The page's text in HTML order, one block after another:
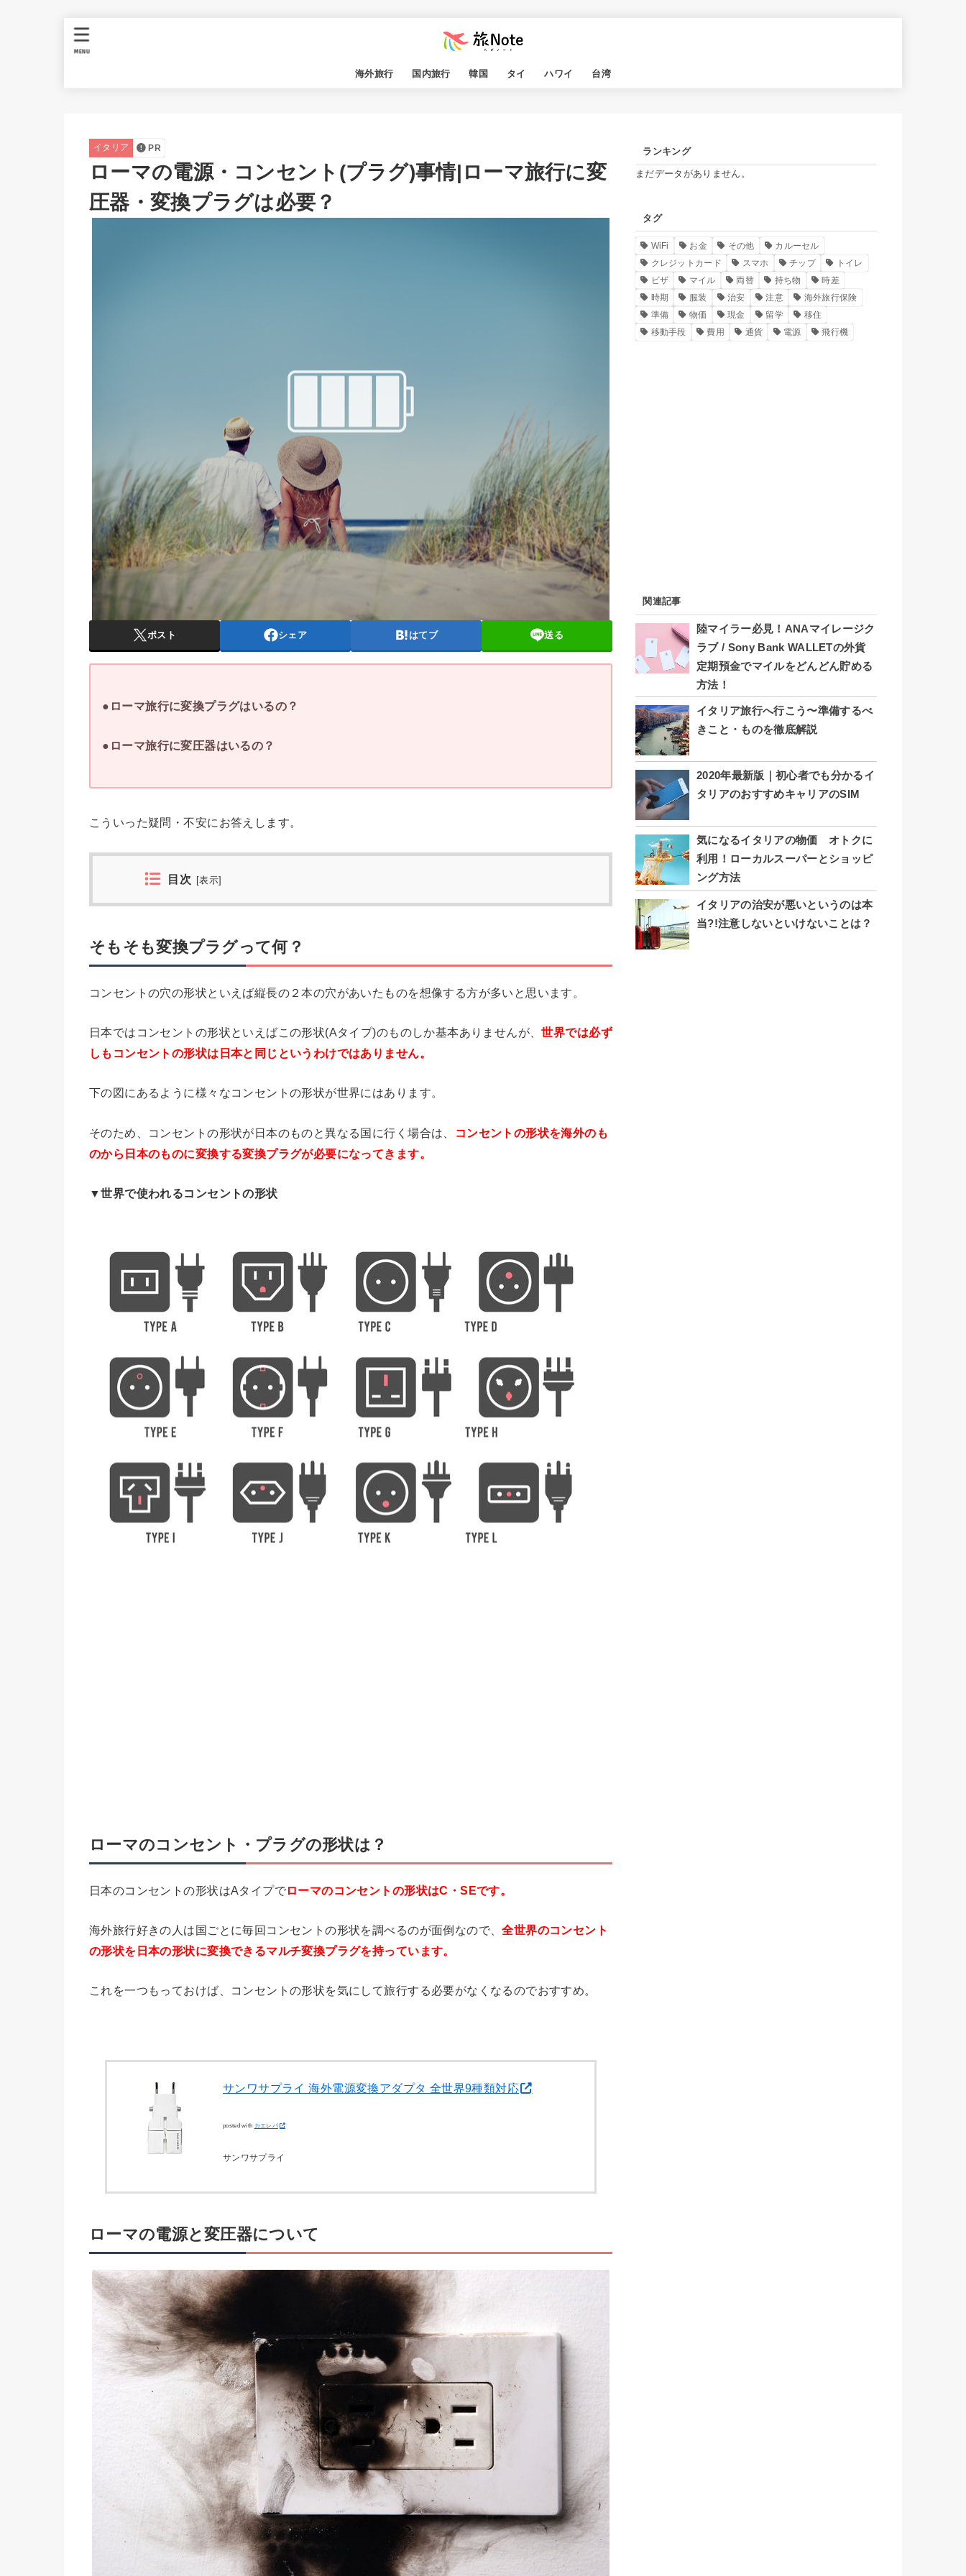
海外旅行 国内旅行 韓国 タイ ハワイ 台湾
MENU
イタリア PR
ローマの電源・コンセント(プラグ)事情|ローマ旅行に変
圧器・変換プラグは必要？
ポスト シェア はてブ 送る
●ローマ旅行に変換プラグはいるの？
●ローマ旅行に変圧器はいるの？
こういった疑問・不安にお答えします。
目次 [表示]
そもそも変換プラグって何？
コンセントの穴の形状といえば縦長の２本の穴があいたものを想像する方が多いと思います。
日本ではコンセントの形状といえばこの形状(Aタイプ)のものしか基本ありませんが、世界では必ず
しもコンセントの形状は日本と同じというわけではありません。
下の図にあるように様々なコンセントの形状が世界にはあります。
そのため、コンセントの形状が日本のものと異なる国に行く場合は、
コンセントの形状を海外のも
のから日本のものに変換する変換プラグが必要になってきます。
▼世界で使われるコンセントの形状
ローマのコンセント・プラグの形状は？
日本のコンセントの形状はAタイプでローマのコンセントの形状はC・SEです。
海外旅行好きの人は国ごとに毎回コンセントの形状を調べるのが面倒なので、全世界のコンセント
の形状を日本の形状に変換できるマルチ変換プラグを持っています。
これを一つもっておけば、コンセントの形状を気にして旅行する必要がなくなるのでおすすめ。
サンワサプライ 海外電源変換アダプタ 全世界9種類対応
posted with カエレバ
サンワサプライ
ローマの電源と変圧器について
ランキング
まだデータがありません。
タグ
WiFi お金 その他
カルーセル
クレジットカード
スマホ チップ
トイレ
ビザ
マイル 両替 持ち物
時差
時期
服装 治安 注意
海外旅行保険
準備
物価 現金 留学
移住
移動手段
費用 通貨 電源 飛行機
関連記事
陸マイラー必見！ANAマイレージク
ラブ / Sony Bank WALLETの外貨
定期預金でマイルをどんどん貯める
方法！
イタリア旅行へ行こう〜準備するべ
きこと・ものを徹底解説
2020年最新版｜初心者でも分かるイ
タリアのおすすめキャリアのSIM
気になるイタリアの物価 オトクに
利用！ローカルスーパーとショッピ
ング方法
イタリアの治安が悪いというのは本
当?!注意しないといけないことは？